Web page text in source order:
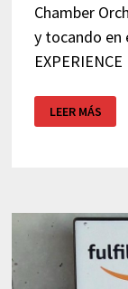
Chamber
y tocando en
SYMPHONY
EXPERIENCE
CAIXAFORUM
LEER MÁS